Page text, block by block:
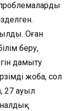
Оған
беру,
дамыту
жоба, сол
27 ауыл